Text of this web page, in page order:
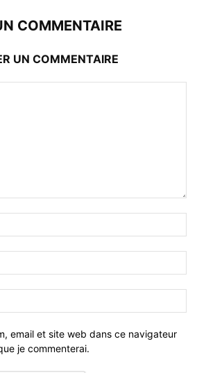
COMMENTAIRE
UN COMMENTAIRE
email et site web dans ce navigateur
je commenterai.